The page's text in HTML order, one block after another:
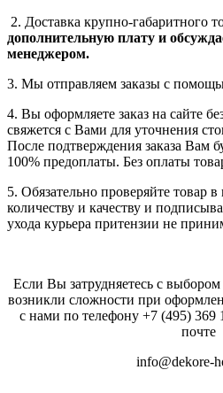
2. Доставка крупно-габаритного
дополнительную плату и
менеджером.
3. Мы отправляем заказы с
4. Вы оформляете заказ на сайте
свяжется с Вами для уточнения
После подтверждения заказа Вам
100% предоплаты. Без оплаты
5. Обязательно проверяйте товар
количеству и качеству и
ухода курьера притензии не
Если Вы затрудняетесь с
возникли сложности при
с нами по телефону +7 (495) 369
почте
info@dekore-